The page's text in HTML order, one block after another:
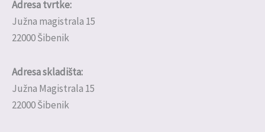
Adresa tvrtke:
Južna magistrala 15
22000 Šibenik
Adresa skladišta:
Južna Magistrala 15
22000 Šibenik